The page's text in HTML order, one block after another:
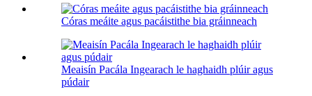
Córas meáite agus pacáistithe bia gráinneach
Meaisín Pacála Ingearach le haghaidh plúir agus
púdair